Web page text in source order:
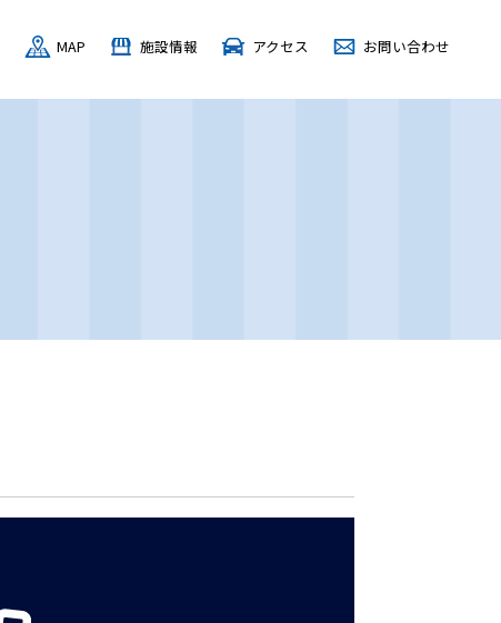
MAP 施設情報 アクセス お問い合わせ